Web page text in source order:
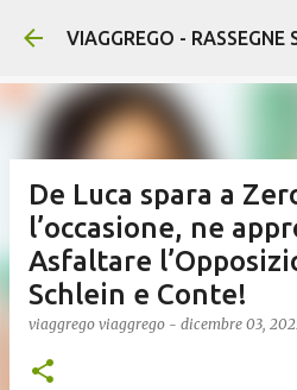
Passa ai
VIAGGREGO - RASSEGNE
De Luca spara a
l’occasione, ne
Asfaltare
Schlein e Conte!
viaggrego viaggrego - dicembre 03,